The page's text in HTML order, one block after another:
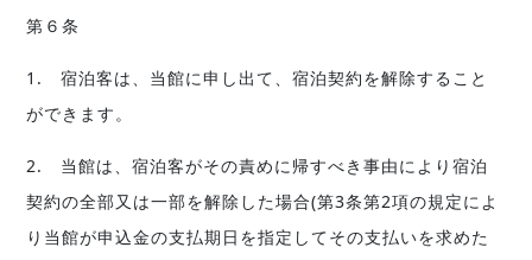
第６条
1. 宿泊客は、当館に申し出て、宿泊契約を解除すること
ができます。
2. 当館は、宿泊客がその責めに帰すべき事由により宿泊
契約の全部又は一部を解除した場合(第3条第2項の規定によ
り当館が申込金の支払期日を指定してその支払いを求めた